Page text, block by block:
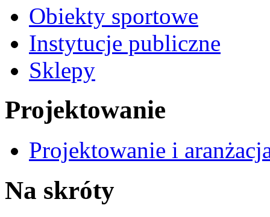
Obiekty sportowe
Instytucje publiczne
Sklepy
Projektowanie
Projektowanie i
Na skróty